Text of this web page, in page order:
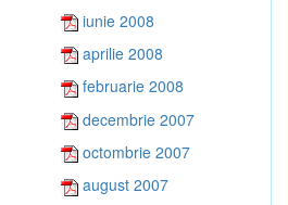
iunie 2008
aprilie 2008
februarie 2008
decembrie 2007
octombrie 2007
august 2007